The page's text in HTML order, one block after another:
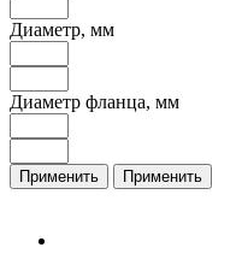
Диаметр, мм
Диаметр фланца, мм
Применить Применить